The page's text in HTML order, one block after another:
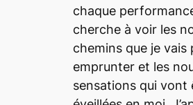
chaque
cherche à voir les
chemins que je vais
emprunter et les
sensations qui vont